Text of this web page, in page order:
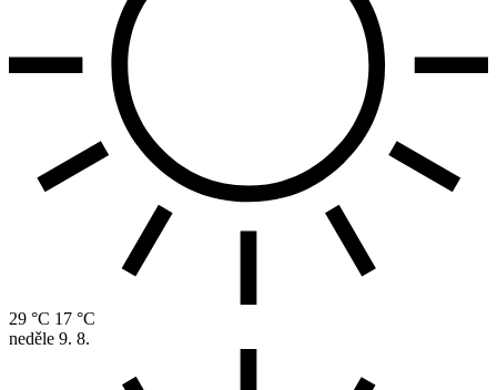
29 °C 17 °C
neděle 9. 8.